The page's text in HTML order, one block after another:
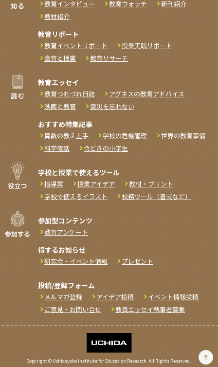
教育インタビュー 教育ウォッチ
新刊紹介
教材紹介
教育リポート
教育イベントリポート
授業実践リポート
食育と授業
教育リサーチ
教育エッセイ
教育つれづれ日誌
アグネスの教育アドバイス
映画と教育
震災を忘れない
おすすめ特集記事
算数の教え上手 学校の危機管理
世界の教育事情
科学夜話
今どきの小学生
学校と授業で使えるツール
指導案 授業アイデア
教材・プリント
学校で使えるイラスト
校務ツール（書式など）
参加型コンテンツ
教育アンケート
得するお知らせ
研究会・イベント情報 プレゼント
投稿/登録フォーム
メルマガ登録 アイデア投稿
イベント情報投稿
ご意見・お問い合せ
教員エッセイ執筆者募集
Copyright © Uchidayoko Institute for Education Research. All Rights Reserved.